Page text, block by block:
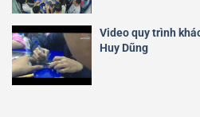
Video quy trình
Huy Dũng